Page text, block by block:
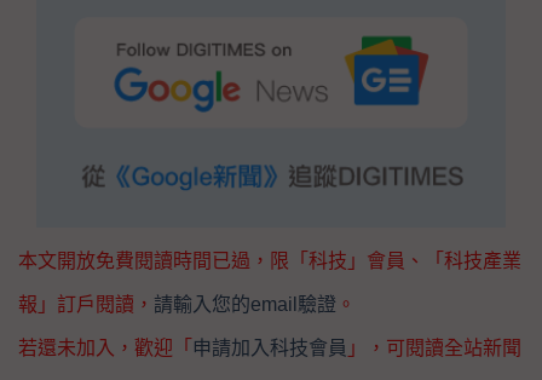
本文開放免費閱讀時間已過，限「科技」會員、「科技產業
報」訂戶閱讀， 請輸入您的email驗證 。
若還未加入，歡迎「 申請加入科技會員 」，可閱讀全站新聞